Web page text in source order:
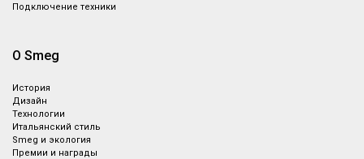
Подключение техники
О Smeg
История
Дизайн
Технологии
Итальянский стиль
Smeg и экология
Премии и награды